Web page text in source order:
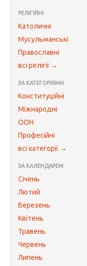
РЕЛІГІЙНІ
Католичні
Мусульманські
Православні
всі релігії →
ЗА КАТЕГОРІЯМИ
Конституційні
Міжнародні
ООН
Професійні
всі категорії →
ЗА КАЛЕНДАРЕМ
Січень
Лютий
Березень
Квітень
Травень
Червень
Липень